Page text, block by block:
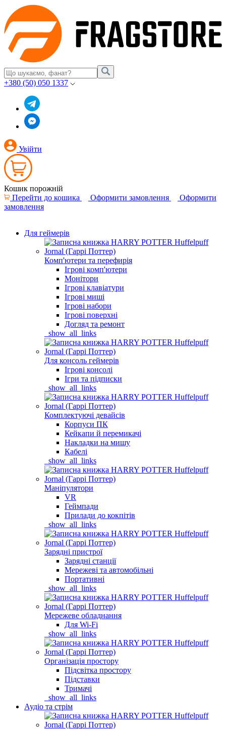
+380 (50) 050 1337
Увійти
Кошик порожній
Перейти до кошика
Оформити замовлення
Оформити
замовлення
Для геймерів
Комп'ютери та перефирія
Ігрові комп'ютери
Монітори
Ігрові клавіатури
Ігрові миші
Ігрові набори
Ігрові поверхні
Догляд та ремонт
_show_all_links
Для консоль геймерів
Ігрові консолі
Ігри та підписки
_show_all_links
Комплектуючі девайсів
Корпуси ПК
Кейкапи й перемикачі
Накладки на мишу
Кабелі
_show_all_links
Маніпулятори
VR
Геймпади
Прилади до кокпітів
_show_all_links
Зарядні пристрої
Зарядні станції
Мережеві та автомобільні
Портативні
_show_all_links
Мережеве обладнання
Для Wi-Fi
_show_all_links
Організація простору
Підсвітка простору
Підставки
Тримачі
_show_all_links
Аудіо та стрім